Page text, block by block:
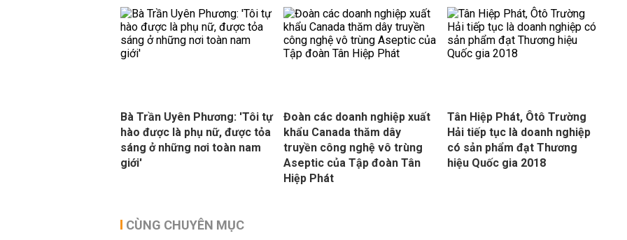
Bà Trần Uyên Phương: 'Tôi tự
hào được là phụ nữ, được tỏa
sáng ở những nơi toàn nam
giới'
Đoàn các doanh nghiệp xuất
khẩu Canada thăm dây
truyền công nghệ vô trùng
Aseptic của Tập đoàn Tân
Hiệp Phát
Tân Hiệp Phát, Ôtô Trường
Hải tiếp tục là doanh nghiệp
có sản phẩm đạt Thương
hiệu Quốc gia 2018
CÙNG CHUYÊN MỤC